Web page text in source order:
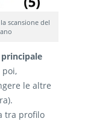
scansione del
poi,
le altre
tra profilo